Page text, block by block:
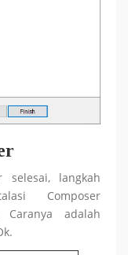
selesai, langkah
Composer
Caranya adalah